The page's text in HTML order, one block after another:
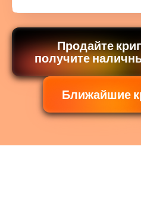
Продайте
получите
Ближайшие